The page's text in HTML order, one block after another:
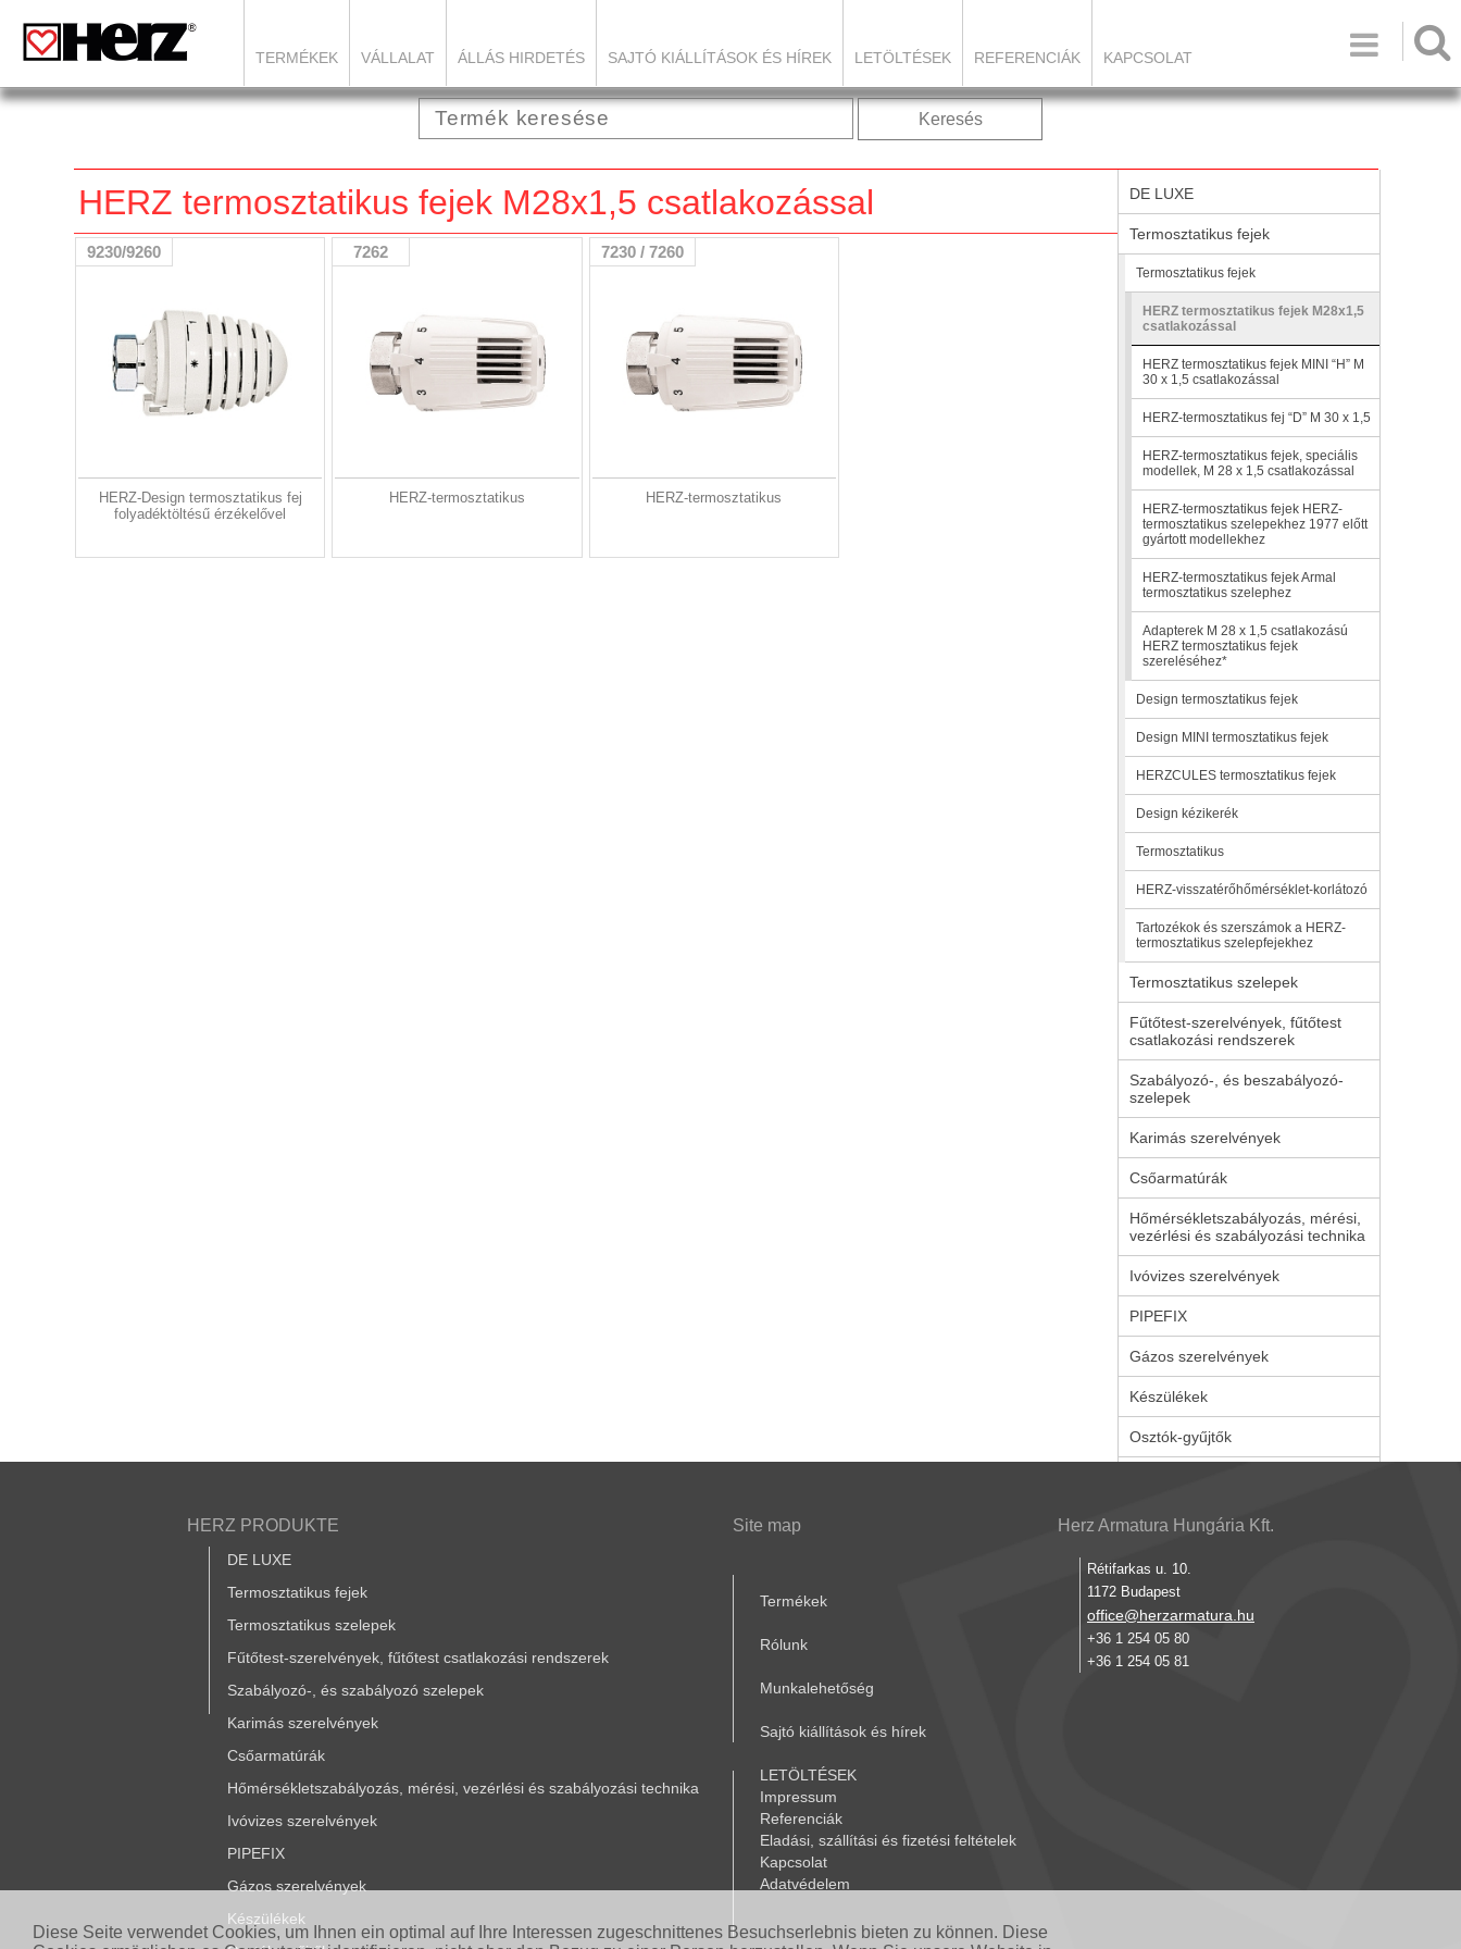
Diese Seite verwendet Cookies, um Ihnen ein optimal auf Ihre Interessen zugeschnittenes Besuchserlebnis bieten zu können. Diese

TERMÉKEK VÁLLALAT ÁLLÁS HIRDETÉS SAJTÓ KIÁLLÍTÁSOK ÉS HÍREK LETÖLTÉSEK REFERENCIÁK KAPCSOLAT
Keresés
HERZ termosztatikus fejek M28x1,5 csatlakozással
9230/9260
HERZ-Design termosztatikus fej
folyadéktöltésű érzékelővel
7262
HERZ-termosztatikus
7230 / 7260
HERZ-termosztatikus
DE LUXE
Termosztatikus fejek
Termosztatikus fejek
HERZ termosztatikus fejek M28x1,5
csatlakozással
HERZ termosztatikus fejek MINI “H” M
30 x 1,5 csatlakozással
HERZ-termosztatikus fej “D” M 30 x 1,5
HERZ-termosztatikus fejek, speciális
modellek, M 28 x 1,5 csatlakozással
HERZ-termosztatikus fejek HERZ-
termosztatikus szelepekhez 1977 előtt
gyártott modellekhez
HERZ-termosztatikus fejek Armal
termosztatikus szelephez
Adapterek M 28 x 1,5 csatlakozású
HERZ termosztatikus fejek
szereléséhez*
Design termosztatikus fejek
Design MINI termosztatikus fejek
HERZCULES termosztatikus fejek
Design kézikerék
Termosztatikus
HERZ-visszatérőhőmérséklet-korlátozó
Tartozékok és szerszámok a HERZ-
termosztatikus szelepfejekhez
Termosztatikus szelepek
Fűtőtest-szerelvények, fűtőtest
csatlakozási rendszerek
Szabályozó-, és beszabályozó-
szelepek
Karimás szerelvények
Csőarmatúrák
Hőmérsékletszabályozás, mérési,
vezérlési és szabályozási technika
Ivóvizes szerelvények
PIPEFIX
Gázos szerelvények
Készülékek
Osztók-gyűjtők
HERZ PRODUKTE
DE LUXE
Termosztatikus fejek
Termosztatikus szelepek
Fűtőtest-szerelvények, fűtőtest csatlakozási rendszerek
Szabályozó-, és szabályozó szelepek
Karimás szerelvények
Csőarmatúrák
Hőmérsékletszabályozás, mérési, vezérlési és szabályozási technika
Ivóvizes szerelvények
PIPEFIX
Gázos szerelvények
Készülékek
Site map
Termékek
Rólunk
Munkalehetőség
Sajtó kiállítások és hírek
LETÖLTÉSEK
Referenciák
Kapcsolat
Impressum
Eladási, szállítási és fizetési feltételek
Adatvédelem
Herz Armatura Hungária Kft.
Rétifarkas u. 10.
1172 Budapest
office@herzarmatura.hu
+36 1 254 05 80
+36 1 254 05 81